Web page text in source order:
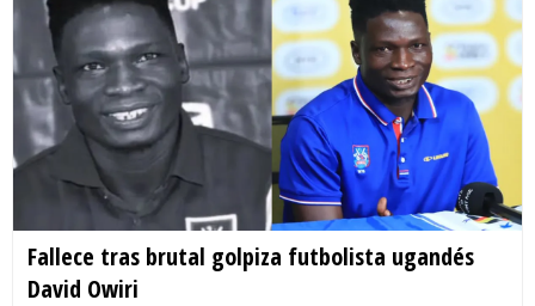
Fallece tras brutal golpiza futbolista ugandés
David Owiri